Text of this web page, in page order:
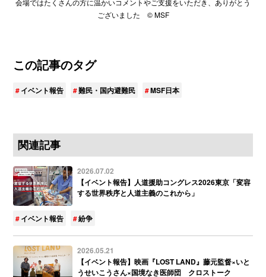
ございました © MSF
この記事のタグ
イベント報告 難民・国内避難民 MSF日本
関連記事
2026.07.02
【イベント報告】人道援助コングレス2026東京「変容
する世界秩序と人道主義のこれから」
イベント報告 紛争
2026.05.21
【イベント報告】映画『LOST LAND』藤元監督×いと
うせいこうさん×国境なき医師団 クロストーク